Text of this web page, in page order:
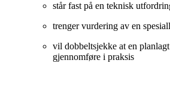
står fast på en teknisk
trenger vurdering av en
vil dobbeltsjekke at en
gjennomføre i praksis